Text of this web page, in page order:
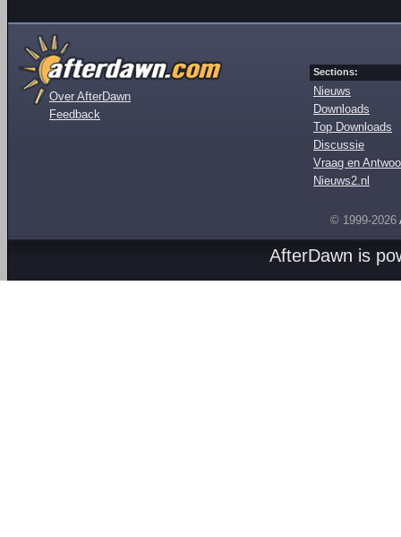
Over AfterDawn
Feedback
Sections:
Nieuws
Downloads
Top Downloads
Discussie
Vraag en
Nieuws2.nl
© 1999-2026
AfterDawn is